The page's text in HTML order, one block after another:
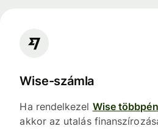
Wise-számla
Ha rendelkezel Wise
akkor az utalás